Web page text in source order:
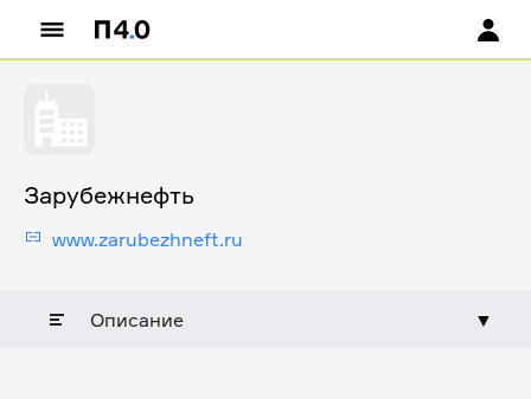
Зарубежнефть
www.zarubezhneft.ru
Описание ▼